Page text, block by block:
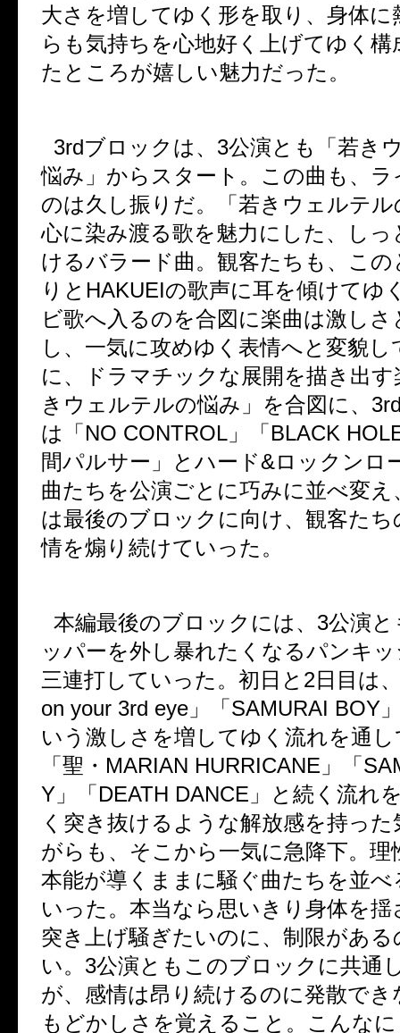
大さを増してゆく形を取り、身体に
らも気持ちを心地好く上げてゆく
たところが嬉しい魅力だった。
3rdブロックは、 3公演とも「若き
悩み」からスタート。この曲も、
のは久し振りだ。「若きウェルテ
心に染み渡る歌を魅力にした、しっ
けるバラード曲。観客たちも、こ
りと HAKUEIの歌声に耳を傾けてゆ
ビ歌へ入るのを合図に楽曲は激しさ
し、一気に攻めゆく表情へと変貌
に、ドラマチックな展開を描き出す
きウェルテルの悩み」を合図に、
は「 NO CONTROL 」「 BLACK
間パルサー」とハード&ロックンロ
曲たちを公演ごとに巧みに並べ変え
は最後のブロックに向け、観客た
情を煽り続けていった。
本編最後のブロックには、 3公演と
ッパーを外し暴れたくなるパンキ
三連打していった。初日と 2日目は
on your 3rd eye 」「 SAMURAI BOY
いう激しさを増してゆく流れを通
「聖・ MARIAN HURRICANE 」「
Y 」「 DEATH DANCE 」と続く流れ
く突き抜けるような解放感を持っ
がらも、そこから一気に急降下。理
本能が導くままに騒ぐ曲たちを並
いった。本当なら思いきり身体を
突き上げ騒ぎたいのに、制限があ
い。 3公演ともこのブロックに共通
が、感情は昂り続けるのに発散で
もどかしさを覚えること。こんな